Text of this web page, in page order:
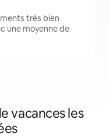
très bien
une moyenne de
vacances les